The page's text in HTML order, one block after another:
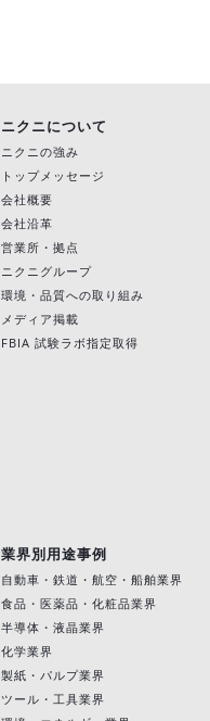
ニクニについて
ニクニの強み
トップメッセージ
会社概要
会社沿革
営業所・拠点
ニクニグループ
環境・品質への取り組み
メディア掲載
FBIA 試験ラボ指定取得
業界別用途事例
自動車・鉄道・航空・船舶業界
食品・医薬品・化粧品業界
半導体・液晶業界
化学業界
製紙・パルプ業界
ツール・工具業界